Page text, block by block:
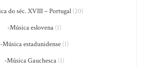
do séc. XVIII – Portugal (20)
-Música eslovena(1)
-Música estadunidense(1)
-Música Gauchesca(1)